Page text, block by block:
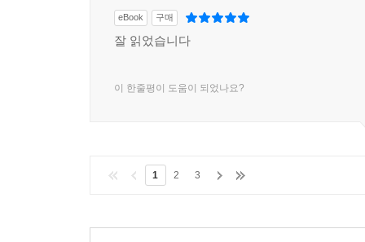
eBook 구매
잘 읽었습니다
이 한줄평이 도움이 되었나요?
1 2 3